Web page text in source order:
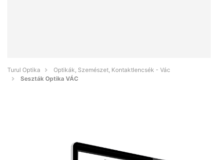
Turul Optika
Optikák, Szemészet, Kontaktlencsék - Vác
Seszták Optika VÁC